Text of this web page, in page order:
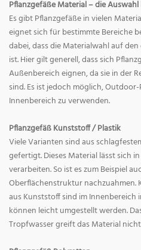
Pflanzgefäße Material – die
Es gibt Pflanzgefäße in vielen
eignet sich für bestimmte Bereiche
dabei, dass die Materialwahl auf
ist. Hier gilt generell, dass sich
Außenbereich eignen, da sie in der
sind. Es ist jedoch möglich,
Innenbereich zu verwenden.
Pflanzgefäß Kunststoff / Plastik
Viele Varianten sind aus
gefertigt. Dieses Material lässt sich
verarbeiten. So ist es zum Beispiel
Oberflächenstruktur nachzuahmen.
aus Kunststoff sind im Innenbereich
können leicht umgestellt werden.
Tropfwasser greift das Material